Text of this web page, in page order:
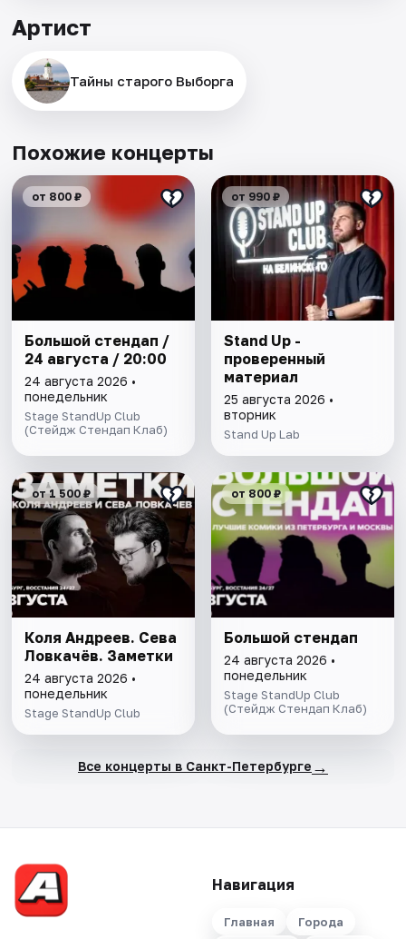
Артист
Тайны старого Выборга
Похожие концерты
от 800 ₽
Большой стендап /
24 августа / 20:00
24 августа 2026 •
понедельник
Stage StandUp Club
(Стейдж Стендап Клаб)
от 990 ₽
Stand Up -
проверенный
материал
25 августа 2026 •
вторник
Stand Up Lab
от 1 500 ₽
Коля Андреев. Сева
Ловкачёв. Заметки
24 августа 2026 •
понедельник
Stage StandUp Club
от 800 ₽
Большой стендап
24 августа 2026 •
понедельник
Stage StandUp Club
(Стейдж Стендап Клаб)
Все концерты в Санкт-Петербурге →
Навигация
Главная Города